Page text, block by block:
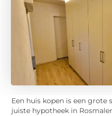
Een huis kopen is een grote
juiste hypotheek in